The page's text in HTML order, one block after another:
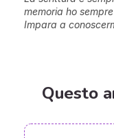
memoria ho
Impara a
Questo